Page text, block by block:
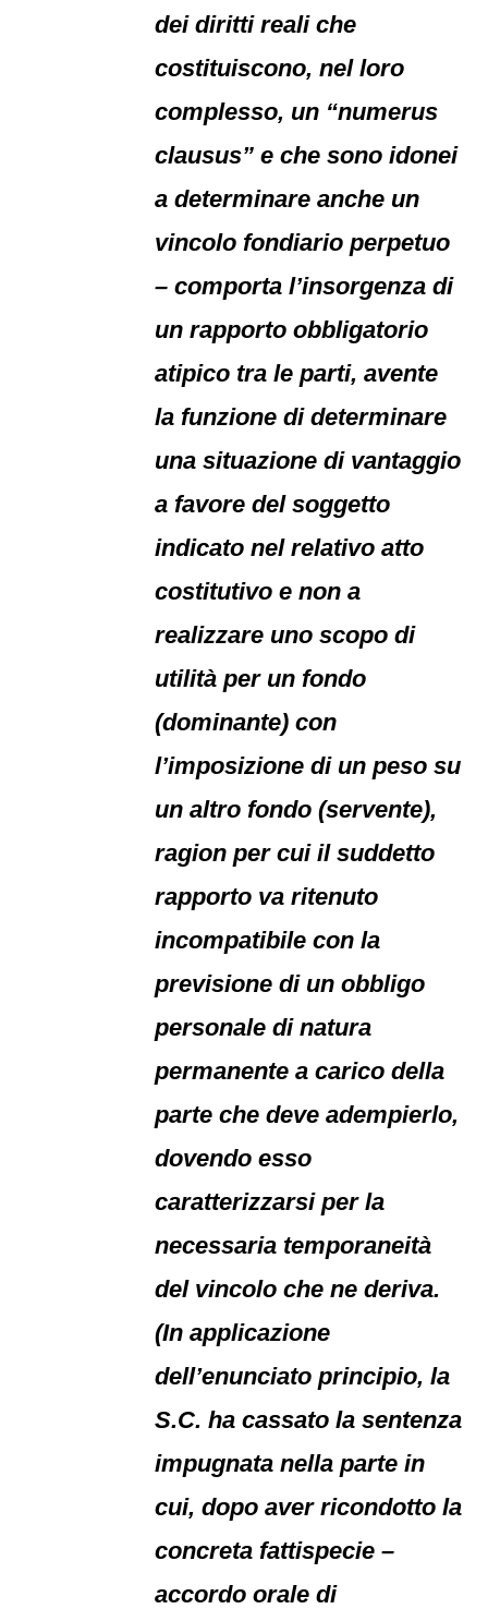
dei diritti reali che
costituiscono, nel loro
complesso, un “numerus
clausus” e che sono idonei
a determinare anche un
vincolo fondiario perpetuo
– comporta l’insorgenza di
un rapporto obbligatorio
atipico tra le parti, avente
la funzione di determinare
una situazione di vantaggio
a favore del soggetto
indicato nel relativo atto
costitutivo e non a
realizzare uno scopo di
utilità per un fondo
(dominante) con
l’imposizione di un peso su
un altro fondo (servente),
ragion per cui il suddetto
rapporto va ritenuto
incompatibile con la
previsione di un obbligo
personale di natura
permanente a carico della
parte che deve adempierlo,
dovendo esso
caratterizzarsi per la
necessaria temporaneità
del vincolo che ne deriva.
(In applicazione
dell’enunciato principio, la
S.C. ha cassato la sentenza
impugnata nella parte in
cui, dopo aver ricondotto la
concreta fattispecie –
accordo orale di